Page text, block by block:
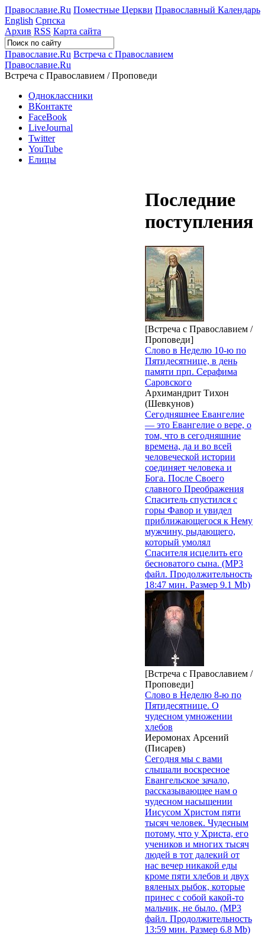
Православие.Ru Поместные Церкви Православный Календарь
English Српска
Архив RSS Карта сайта
Православие.Ru Встреча с Православием
Православие.Ru
Встреча с Православием / Проповеди
Одноклассники
ВКонтакте
FaceBook
LiveJournal
Twitter
YouTube
Елицы
Последние
поступления
[Встреча с Православием /
Проповеди]
Слово в Неделю 10-ю по
Пятидесятнице, в день
памяти прп. Серафима
Саровского
Архимандрит Тихон
(Шевкунов)
Сегодняшнее Евангелие
— это Евангелие о вере, о
том, что в сегодняшние
времена, да и во всей
человеческой истории
соединяет человека и
Бога. После Своего
славного Преображения
Спаситель спустился с
горы Фавор и увидел
приближающегося к Нему
мужчину, рыдающего,
который умолял
Спасителя исцелить его
бесноватого сына. (MP3
файл. Продолжительность
18:47 мин. Размер 9.1 Mb)
[Встреча с Православием /
Проповеди]
Слово в Неделю 8-ю по
Пятидесятнице. О
чудесном умножении
хлебов
Иеромонах Арсений
(Писарев)
Сегодня мы с вами
слышали воскресное
Евангельское зачало,
рассказывающее нам о
чудесном насыщении
Иисусом Христом пяти
тысяч человек. Чудесным
потому, что у Христа, его
учеников и многих тысяч
людей в тот далекий от
нас вечер никакой еды
кроме пяти хлебов и двух
вяленых рыбок, которые
принес с собой какой-то
мальчик, не было. (MP3
файл. Продолжительность
13:59 мин. Размер 6.8 Mb)